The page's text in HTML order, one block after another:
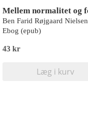
Ben Farid Røjgaard Nielsen
Ebog (epub)
43 kr
Læg i kurv